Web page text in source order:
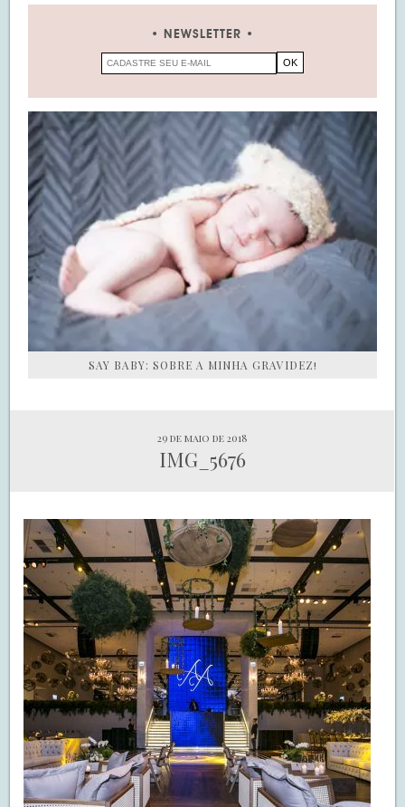
NEWSLETTER
SAY BABY: SOBRE A MINHA GRAVIDEZ!
29 de maio de 2018
IMG_5676